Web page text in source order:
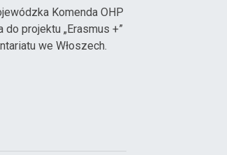
Komenda OHP
projektu „Erasmus +”
we Włoszech.